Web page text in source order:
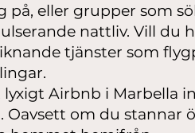
på, eller grupper som
nattliv. Vill du
tjänster som
Airbnb i Marbella
Oavsett om du stannar